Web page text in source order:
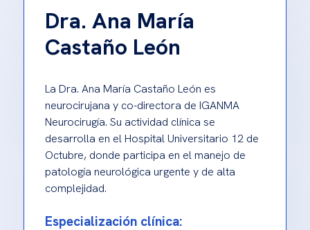
Dra. Ana María
Castaño León
La Dra. Ana María Castaño León es
neurocirujana y co-directora de IGANMA
Neurocirugía. Su actividad clínica se
desarrolla en el Hospital Universitario 12 de
Octubre, donde participa en el manejo de
patología neurológica urgente y de alta
complejidad.
Especialización clínica: